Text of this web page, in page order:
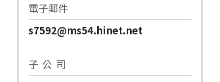
電子郵件
s7592@ms54.hinet.net
子 公 司